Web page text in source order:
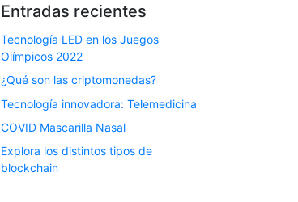
Entradas recientes
Tecnología LED en los Juegos
Olímpicos 2022
¿Qué son las criptomonedas?
Tecnología innovadora: Telemedicina
COVID Mascarilla Nasal
Explora los distintos tipos de
blockchain